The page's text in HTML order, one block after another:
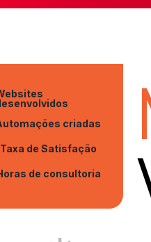
criadas
Taxa de Satisfação
de consultoria